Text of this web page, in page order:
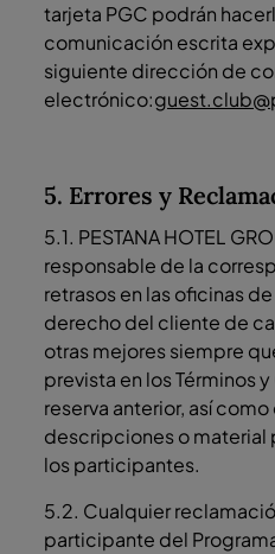
tarjeta PGC podrán
comunicación escrita
siguiente dirección de
electrónico:
5. Errores y
5.1. PESTANA HOTEL
responsable de la
retrasos en las oficinas
derecho del cliente de
otras mejores siempre
prevista en los Términos
reserva anterior, así
descripciones o material
los participantes.
5.2. Cualquier
participante del